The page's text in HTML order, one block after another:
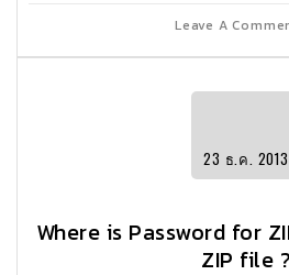
Leave A
23 ธ.ค. 2013
Where is Password for
ZIP file ?